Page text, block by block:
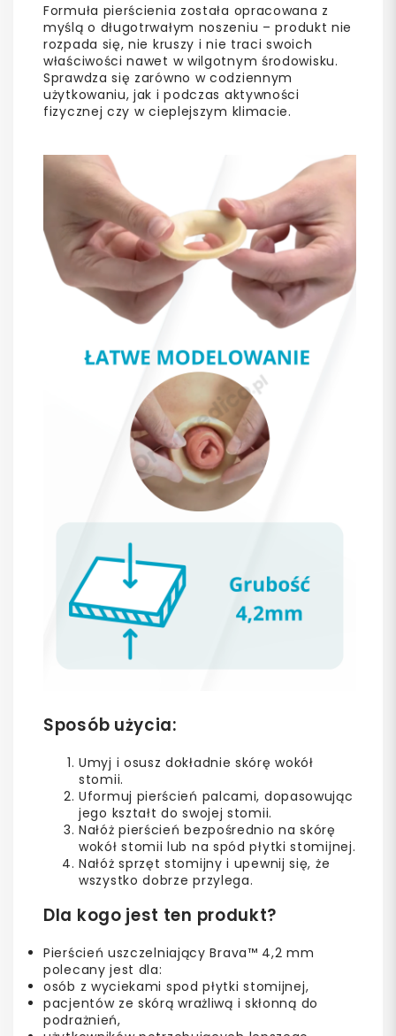
Formuła pierścienia została opracowana z
myślą o długotrwałym noszeniu – produkt nie
rozpada się, nie kruszy i nie traci swoich
właściwości nawet w wilgotnym środowisku.
Sprawdza się zarówno w codziennym
użytkowaniu, jak i podczas aktywności
fizycznej czy w cieplejszym klimacie.
Sposób użycia:
Umyj i osusz dokładnie skórę wokół
stomii.
Uformuj pierścień palcami, dopasowując
jego kształt do swojej stomii.
Nałóż pierścień bezpośrednio na skórę
wokół stomii lub na spód płytki stomijnej.
Nałóż sprzęt stomijny i upewnij się, że
wszystko dobrze przylega.
Dla kogo jest ten produkt?
Pierścień uszczelniający Brava™ 4,2 mm
polecany jest dla:
osób z wyciekami spod płytki stomijnej,
pacjentów ze skórą wrażliwą i skłonną do
podrażnień,